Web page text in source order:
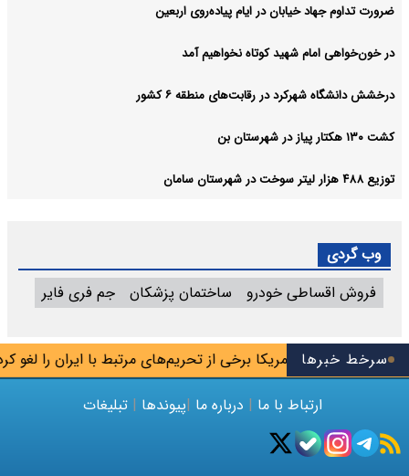
سرخط خبرهاآمریکا برخی از تحریم‌های مرتبط با ایران را لغو کرد
ضرورت تداوم جهاد خیابان در ایام پیاده‌روی اربعین
در خون‌خواهی امام شهید کوتاه نخواهیم آمد
درخشش دانشگاه شهرکرد در رقابت‌های منطقه ۶ کشور
کشت ۱۳۰ هکتار پیاز در شهرستان بن
توزیع ۴۸۸ هزار لیتر سوخت در شهرستان سامان
وب گردی
فروش اقساطی خودرو
ساختمان پزشکان جم فری فایر
ارتباط با ما | درباره ما |پیوندها | تبلیغات